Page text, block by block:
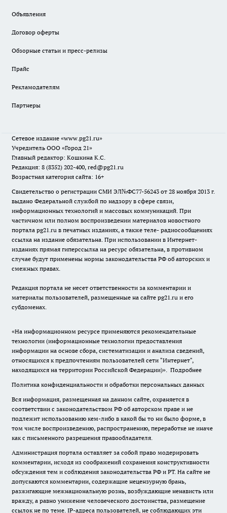
Объявления
Договор оферты
Обзорные статьи и пресс-релизы
Прайс
Рекламодателям
Партнеры
Сетевое издание «www.pg21.ru»
Учредитель ООО «Город 21»
Главный редактор: Кошкина К.С.
Редакция: 8 (8352) 202-400, red@pg21.ru
Возрастная категория сайта: 16+
Свидетельство о регистрации СМИ ЭЛ№ФС77-56243 от 28 ноября 2013 г.
выдано Федеральной службой по надзору в сфере связи,
информационных технологий и массовых коммуникаций. При
частичном или полном воспроизведении материалов новостного
портала pg21.ru в печатных изданиях, а также теле- радиосообщениях
ссылка на издание обязательна. При использовании в Интернет-
изданиях прямая гиперссылка на ресурс обязательна, в противном
случае будут применены нормы законодательства РФ об авторских и
смежных правах.
Редакция портала не несет ответственности за комментарии и
материалы пользователей, размещенные на сайте pg21.ru и его
субдоменах.
«На информационном ресурсе применяются рекомендательные
технологии (информационные технологии предоставления
информации на основе сбора, систематизации и анализа сведений,
относящихся к предпочтениям пользователей сети "Интернет",
находящихся на территории Российской Федерации)». Подробнее
Политика конфиденциальности и обработки персональных данных
Вся информация, размещенная на данном сайте, охраняется в
соответствии с законодательством РФ об авторском праве и не
подлежит использованию кем-либо в какой бы то ни было форме, в
том числе воспроизведению, распространению, переработке не иначе
как с письменного разрешения правообладателя.
Администрация портала оставляет за собой право модерировать
комментарии, исходя из соображений сохранения конструктивности
обсуждения тем и соблюдения законодательства РФ и РТ. На сайте не
допускаются комментарии, содержащие нецензурную брань,
разжигающие межнациональную рознь, возбуждающие ненависть или
вражду, а равно унижение человеческого достоинства, размещение
ссылок не по теме. IP-адреса пользователей, не соблюдающих эти